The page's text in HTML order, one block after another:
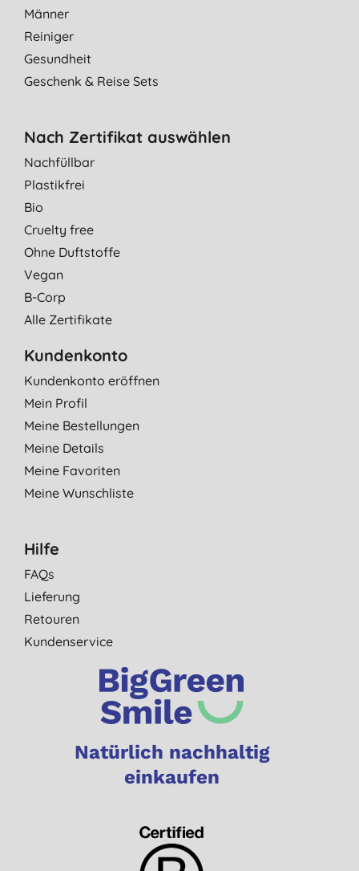
Männer
Reiniger
Gesundheit
Geschenk & Reise Sets
Nach Zertifikat auswählen
Nachfüllbar
Plastikfrei
Bio
Cruelty free
Ohne Duftstoffe
Vegan
B-Corp
Alle Zertifikate
Kundenkonto
Kundenkonto eröffnen
Mein Profil
Meine Bestellungen
Meine Details
Meine Favoriten
Meine Wunschliste
Hilfe
FAQs
Lieferung
Retouren
Kundenservice
Natürlich nachhaltig
einkaufen